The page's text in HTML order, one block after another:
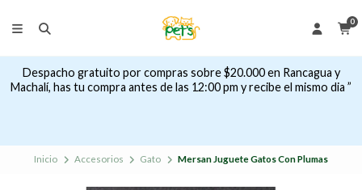
0
Despacho gratuito por compras sobre $20.000 en Rancagua y
Machalí, has tu compra antes de las 12:00 pm y recibe el mismo dia ”
Inicio Accesorios Gato Mersan Juguete Gatos Con Plumas